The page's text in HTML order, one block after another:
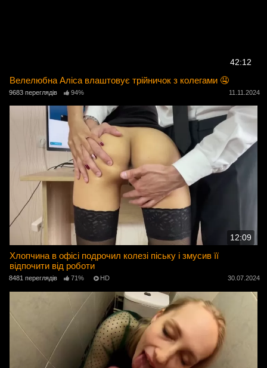
42:12
Велелюбна Аліса влаштовує трійничок з колегами 🤤
9683 переглядів 94% 11.11.2024
12:09
Хлопчина в офісі подрочил колезі піську і змусив її
відпочити від роботи
8481 переглядів 71% HD 30.07.2024